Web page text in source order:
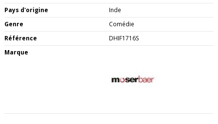
Pays d'origine
Inde
Genre
Comédie
Référence
DHIF1716S
Marque